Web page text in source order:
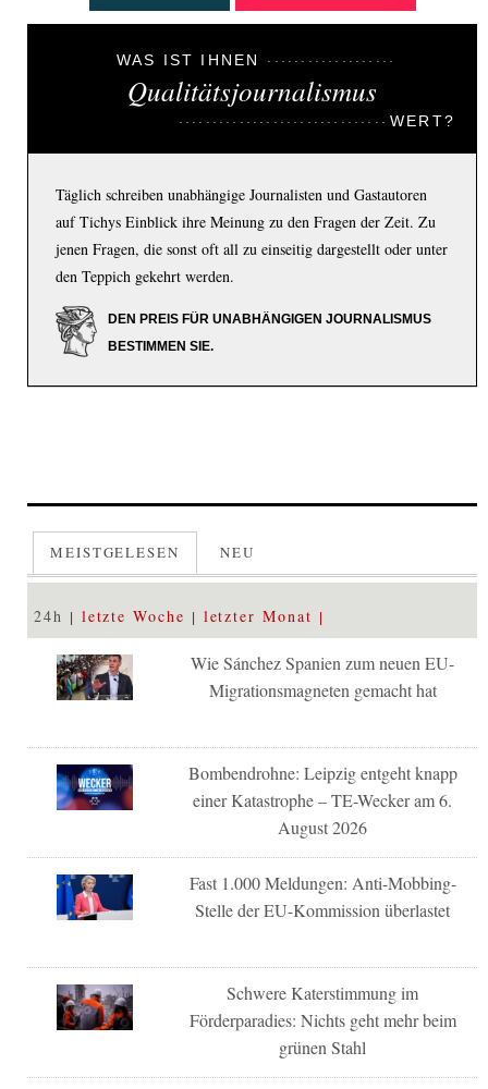
WAS IST IHNEN
Qualitätsjournalismus
WERT?
Täglich schreiben unabhängige Journalisten und Gastautoren
auf Tichys Einblick ihre Meinung zu den Fragen der Zeit. Zu
jenen Fragen, die sonst oft all zu einseitig dargestellt oder unter
den Teppich gekehrt werden.
DEN PREIS FÜR UNABHÄNGIGEN JOURNALISMUS
BESTIMMEN SIE.
MEISTGELESEN NEU
24h letzte Woche letzter Monat
Wie Sánchez Spanien zum neuen EU-
Migrationsmagneten gemacht hat
Bombendrohne: Leipzig entgeht knapp
einer Katastrophe – TE-Wecker am 6.
August 2026
Fast 1.000 Meldungen: Anti-Mobbing-
Stelle der EU-Kommission überlastet
Schwere Katerstimmung im
Förderparadies: Nichts geht mehr beim
grünen Stahl